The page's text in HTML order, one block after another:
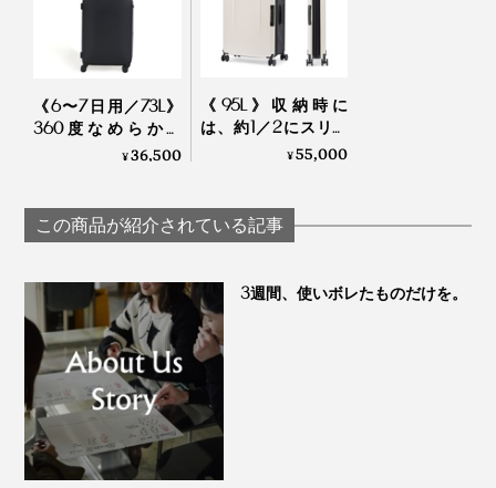
④耐冷温度テスト
荷物を入れた状態で、-12℃の低温環境でテスト。
ます。
無理に力を入れて荷物を収納すると、フレームが変
形したり、ロックが故障する可能性があります。
本製品は完全防水ではないため、雨天時には必ず防
水カバーを使用してください。
航空会社の手荷物処理および運送中の傷や摩耗、押
注意や第三者の過失、外部からの衝撃、取り扱い不
注意による損傷での返品は承ることができません。
なる場合がございます。
《6〜7日用／73L》
360度なめらか走
行、旅フリークがつ
ツケース」| Aww
¥36,500
《95L》収納時に
は、約1／2にスリム
化できる、オランダ
¥55,000
この商品が紹介されている記事
3週間、使いボレたものだけを。